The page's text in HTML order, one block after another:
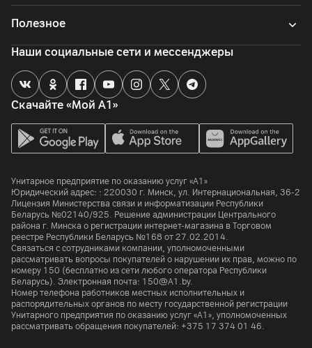
Полезное
Скачайте «Мой А1»
Наши социальные сети и мессенджеры
Унитарное предприятие по оказанию услуг «А1»
Юридический адрес: : 220030 г. Минск, ул. Интернациональная, 36-2
Лицензия Министерства связи и информатизации Республики
Беларусь №02140/925. Решение администрации Центрального
района г. Минска о регистрации интернет-магазина в Торговом
реестре Республики Беларусь №168 от 27.02.2014.
Связаться с сотрудниками компании, уполномоченными
рассматривать вопросы покупателей о нарушении их прав, можно по
номеру 150 (бесплатно из сети любого оператора Республики
Беларусь). Электронная почта: 150@A1.by.
Номер телефона работников местных исполнительных и
распорядительных органов по месту государственной регистрации
Унитарного предприятия по оказанию услуг «А1», уполномоченных
рассматривать обращения покупателей: +375 17 374 01 46.